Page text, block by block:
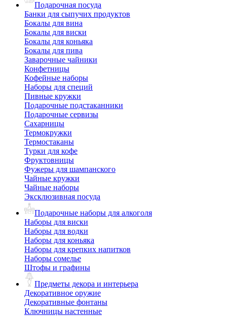
Подарочная посуда
Банки для сыпучих продуктов
Бокалы для вина
Бокалы для виски
Бокалы для коньяка
Бокалы для пива
Заварочные чайники
Конфетницы
Кофейные наборы
Наборы для специй
Пивные кружки
Подарочные подстаканники
Подарочные сервизы
Сахарницы
Термокружки
Термостаканы
Турки для кофе
Фруктовницы
Фужеры для шампанского
Чайные кружки
Чайные наборы
Эксклюзивная посуда
Подарочные наборы для алкоголя
Наборы для виски
Наборы для водки
Наборы для коньяка
Наборы для крепких напитков
Наборы сомелье
Штофы и графины
Предметы декора и интерьера
Декоративное оружие
Декоративные фонтаны
Ключницы настенные